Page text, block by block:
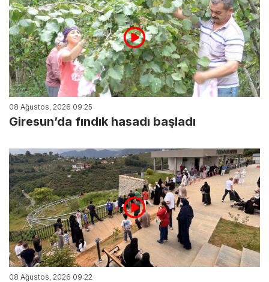
08 Ağustos, 2026 09:25
Giresun’da fındık hasadı başladı
08 Ağustos, 2026 09:22